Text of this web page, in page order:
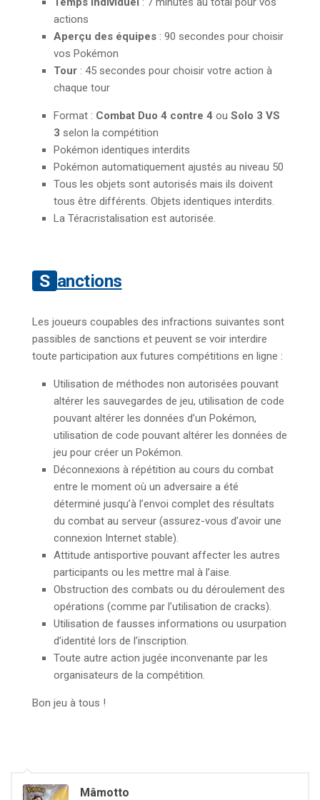
actions
Aperçu des équipes : 90 secondes pour choisir
vos Pokémon
Tour : 45 secondes pour choisir votre action à
chaque tour
Format : Combat Duo 4 contre 4 ou Solo 3 VS
3 selon la compétition
Pokémon identiques interdits
Pokémon automatiquement ajustés au niveau 50
Tous les objets sont autorisés mais ils doivent
tous être différents. Objets identiques interdits.
La Téracristalisation est autorisée.
Sanctions
Les joueurs coupables des infractions suivantes sont
passibles de sanctions et peuvent se voir interdire
toute participation aux futures compétitions en ligne :
Utilisation de méthodes non autorisées pouvant
altérer les sauvegardes de jeu, utilisation de code
pouvant altérer les données d’un Pokémon,
utilisation de code pouvant altérer les données de
jeu pour créer un Pokémon.
Déconnexions à répétition au cours du combat
entre le moment où un adversaire a été
déterminé jusqu’à l’envoi complet des résultats
du combat au serveur (assurez-vous d’avoir une
connexion Internet stable).
Attitude antisportive pouvant affecter les autres
participants ou les mettre mal à l’aise.
Obstruction des combats ou du déroulement des
opérations (comme par l’utilisation de cracks).
Utilisation de fausses informations ou usurpation
d’identité lors de l’inscription.
Toute autre action jugée inconvenante par les
organisateurs de la compétition.
Bon jeu à tous !
Mâmotto